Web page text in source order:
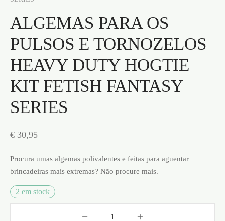
ALGEMAS PARA OS
PULSOS E TORNOZELOS
HEAVY DUTY HOGTIE
KIT FETISH FANTASY
SERIES
€ 30,95
Procura umas algemas polivalentes e feitas para aguentar
brincadeiras mais extremas? Não procure mais.
2 em stock